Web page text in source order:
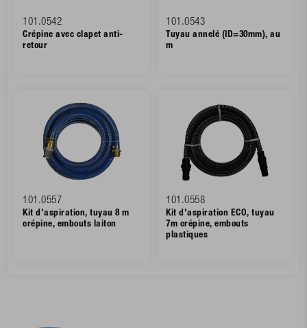
101.0542
Crépine avec clapet anti-
retour
101.0543
Tuyau annelé (ID=30mm), au
m
101.0557
Kit d'aspiration, tuyau 8 m
crépine, embouts laiton
101.0558
Kit d'aspiration ECO, tuyau
7m crépine, embouts
plastiques